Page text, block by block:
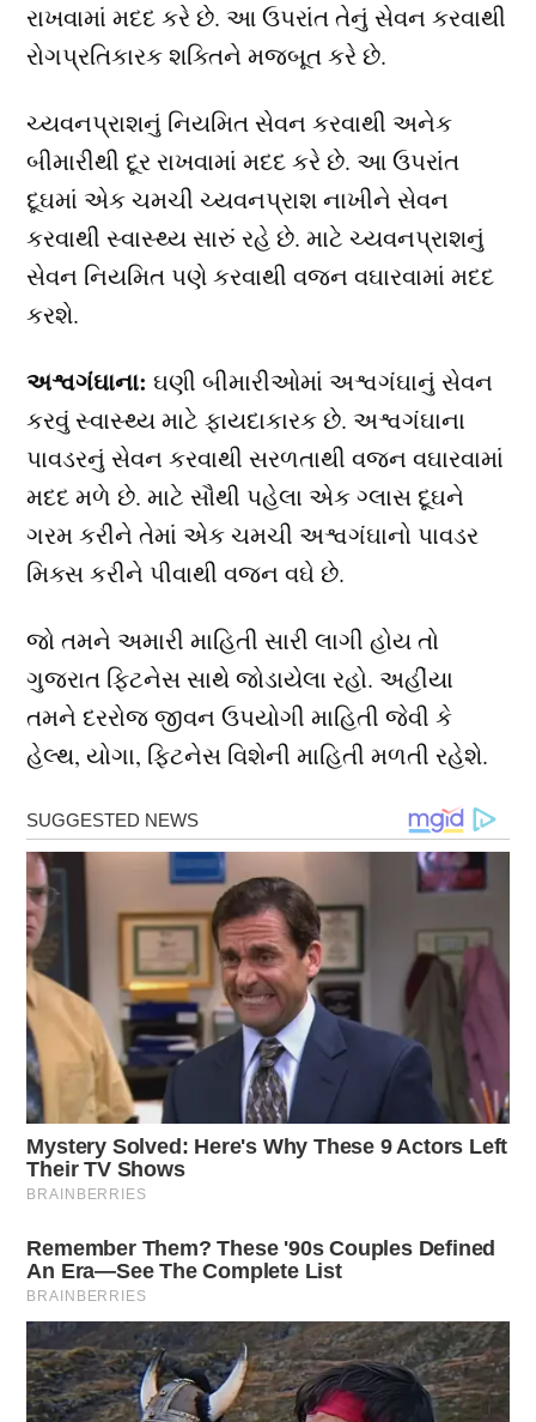
રાખવામાં મદદ કરે છે. આ ઉપરાંત તેનું સેવન કરવાથી
રોગપ્રતિકારક શક્તિને મજબૂત કરે છે.
ચ્યવનપ્રાશનું નિયમિત સેવન કરવાથી અનેક
બીમારીથી દૂર રાખવામાં મદદ કરે છે. આ ઉપરાંત
દૂઘમાં એક ચમચી ચ્યવનપ્રાશ નાખીને સેવન
કરવાથી સ્વાસ્થ્ય સારું રહે છે. માટે ચ્યવનપ્રાશનું
સેવન નિયમિત પણે કરવાથી વજન વઘારવામાં મદદ
કરશે.
અશ્વગંઘાના: ઘણી બીમારીઓમાં અશ્વગંઘાનું સેવન
કરવું સ્વાસ્થ્ય માટે ફાયદાકારક છે. અશ્વગંઘાના
પાવડરનું સેવન કરવાથી સરળતાથી વજન વઘારવામાં
મદદ મળે છે. માટે સૌથી પહેલા એક ગ્લાસ દૂઘને
ગરમ કરીને તેમાં એક ચમચી અશ્વગંઘાનો પાવડર
મિક્સ કરીને પીવાથી વજન વઘે છે.
જો તમને અમારી માહિતી સારી લાગી હોય તો
ગુજરાત ફિટનેસ સાથે જોડાયેલા રહો. અહીંયા
તમને દરરોજ જીવન ઉપયોગી માહિતી જેવી કે
હેલ્થ, યોગા, ફિટનેસ વિશેની માહિતી મળતી રહેશે.